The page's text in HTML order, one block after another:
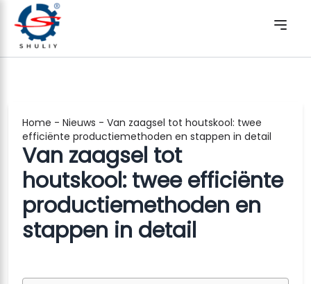
Home - Nieuws - Van zaagsel tot houtskool: twee
efficiënte productiemethoden en stappen in detail
Van zaagsel tot
houtskool: twee efficiënte
productiemethoden en
stappen in detail